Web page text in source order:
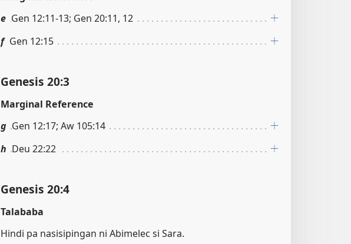
e Gen 12:11-13; Gen 20:11, 12
f Gen 12:15
Genesis 20:3
Marginal Reference
g Gen 12:17; Aw 105:14
h Deu 22:22
Genesis 20:4
Talababa
Hindi pa nasisipingan ni Abimelec si Sara.